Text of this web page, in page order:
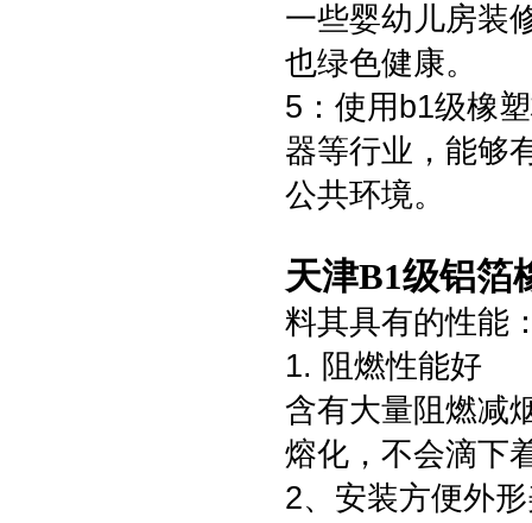
一些婴幼儿房装
也绿色健康。
5：使用b1级橡
器等行业，能够
公共环境。
天津B1级铝箔
料其具有的性能
1. 阻燃性能好
含有大量阻燃减
熔化，不会滴下
2、安装方便外